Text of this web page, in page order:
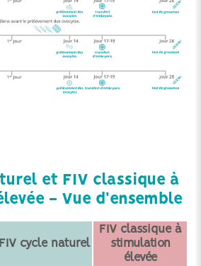
et FIV classique à
- Vue d'ensemble
FIV cycle naturel
FIV classique à
stimulation
élevée